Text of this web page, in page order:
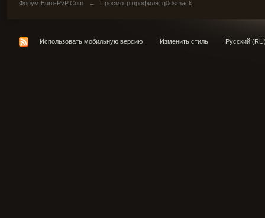
Форум Euro-PvP.Com → Просмотр профиля: g0dsmack
Использовать мобильную версию Изменить стиль Русский